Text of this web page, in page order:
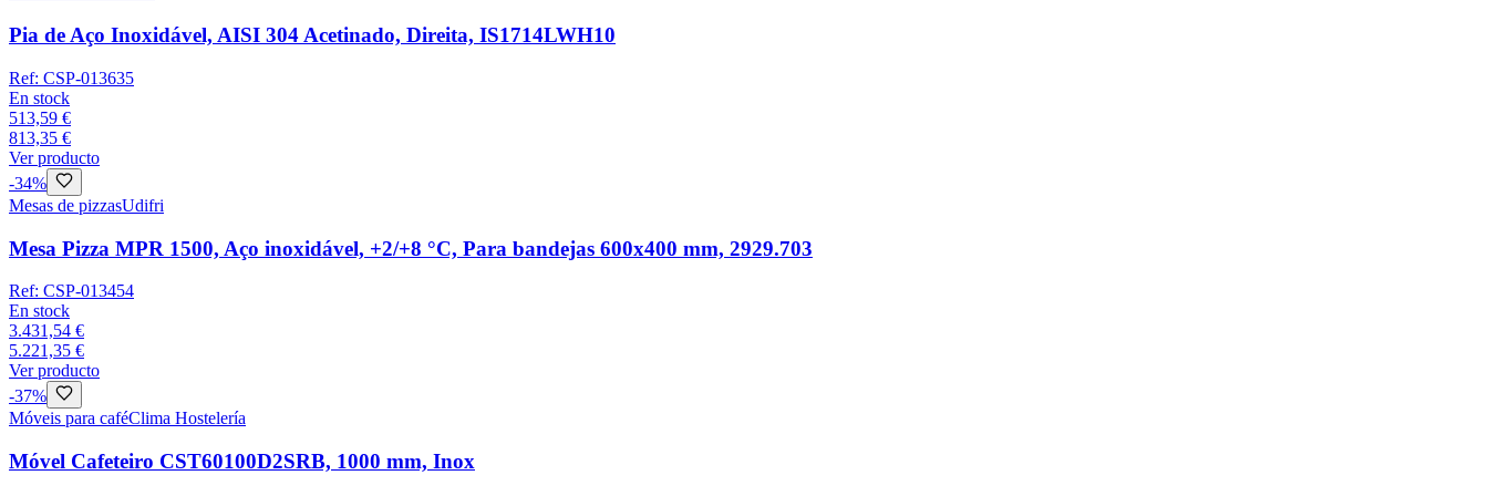
Pia de Aço Inoxidável, AISI 304 Acetinado, Direita, IS1714LWH10
Ref: CSP-013635
En stock
513,59 €
813,35 €
Ver producto
-34%
Mesas de pizzasUdifri
Mesa Pizza MPR 1500, Aço inoxidável, +2/+8 °C, Para bandejas 600x400 mm, 2929.703
Ref: CSP-013454
En stock
3.431,54 €
5.221,35 €
Ver producto
-37%
Móveis para caféClima Hostelería
Móvel Cafeteiro CST60100D2SRB, 1000 mm, Inox